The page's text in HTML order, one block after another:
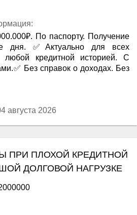
По паспорту. Получение
дня. ✅Актуально для всех
кредитной историей. С
Без справок о доходах. Без
августа 2026
ПРИ ПЛОХОЙ КРЕДИТНОЙ
ДОЛГОВОЙ НАГРУЗКЕ